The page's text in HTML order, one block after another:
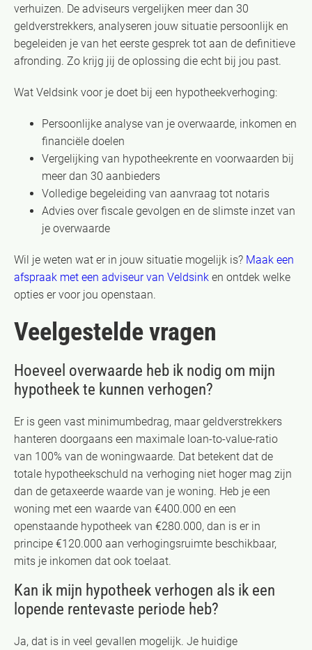
verhuizen. De adviseurs vergelijken meer dan 30
geldverstrekkers, analyseren jouw situatie persoonlijk en
begeleiden je van het eerste gesprek tot aan de definitieve
afronding. Zo krijg jij de oplossing die echt bij jou past.
Wat Veldsink voor je doet bij een hypotheekverhoging:
Persoonlijke analyse van je overwaarde, inkomen en
financiële doelen
Vergelijking van hypotheekrente en voorwaarden bij
meer dan 30 aanbieders
Volledige begeleiding van aanvraag tot notaris
Advies over fiscale gevolgen en de slimste inzet van
je overwaarde
Wil je weten wat er in jouw situatie mogelijk is? Maak een
afspraak met een adviseur van Veldsink en ontdek welke
opties er voor jou openstaan.
Veelgestelde vragen
Hoeveel overwaarde heb ik nodig om mijn
hypotheek te kunnen verhogen?
Er is geen vast minimumbedrag, maar geldverstrekkers
hanteren doorgaans een maximale loan-to-value-ratio
van 100% van de woningwaarde. Dat betekent dat de
totale hypotheekschuld na verhoging niet hoger mag zijn
dan de getaxeerde waarde van je woning. Heb je een
woning met een waarde van €400.000 en een
openstaande hypotheek van €280.000, dan is er in
principe €120.000 aan verhogingsruimte beschikbaar,
mits je inkomen dat ook toelaat.
Kan ik mijn hypotheek verhogen als ik een
lopende rentevaste periode heb?
Ja, dat is in veel gevallen mogelijk. Je huidige